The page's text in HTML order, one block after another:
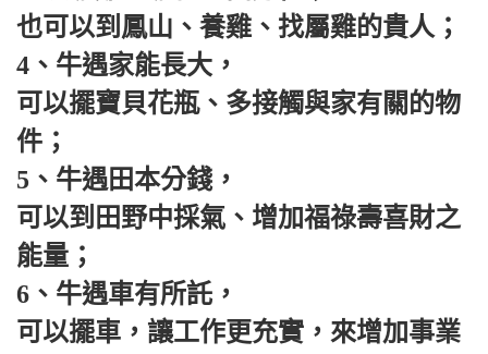
也可以到鳳山、養雞、找屬雞的貴人；
4、牛遇家能長大，
可以擺寶貝花瓶、多接觸與家有關的物
件；
5、牛遇田本分錢，
可以到田野中採氣、增加福祿壽喜財之
能量；
6、牛遇車有所託，
可以擺車，讓工作更充實，來增加事業